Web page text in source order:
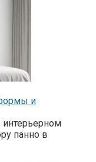
и
интерьерном
панно в